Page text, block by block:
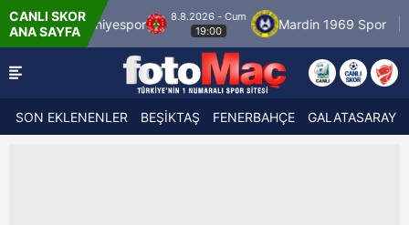
CANLI SKOR
ANA SAYFA
8.8.2026 - Cum
19:00
Mardin 1969 Spor Özbelsan Sivasspor
SON EKLENENLER BEŞİKTAŞ FENERBAHÇE GALATASARAY